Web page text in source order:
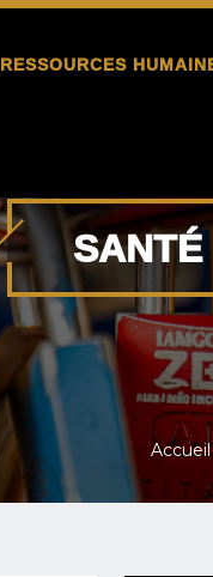
RESSOURCES
SANTÉ
Accueil